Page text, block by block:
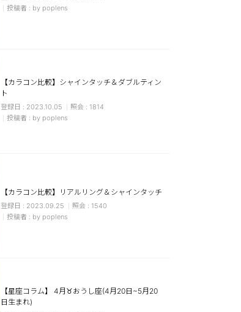
by poplens
【カラコン比較】シャインタッチ＆ダブルティン
ト
2023.10.05
1814
by poplens
【カラコン比較】リアルリング＆シャインタッチ
2023.09.25
1540
by poplens
【星座コラム】 4月♉おうし座(4月20日~5月20
日生まれ)